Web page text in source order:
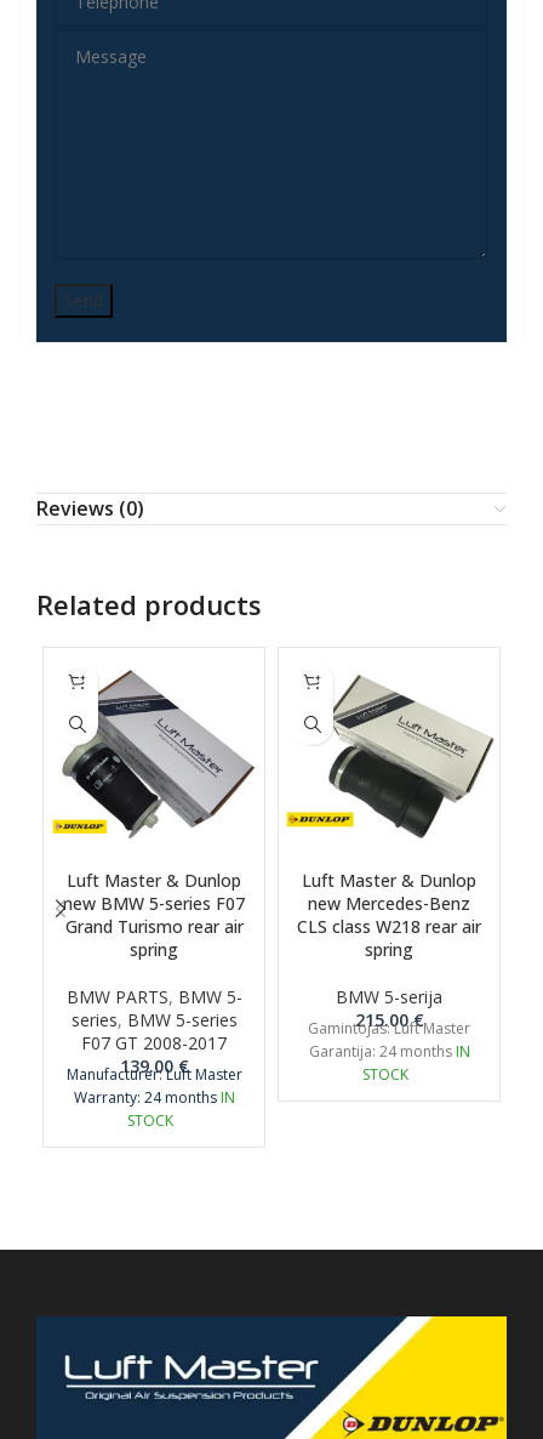
Reviews (0)
Related products
Luft Master & Dunlop
new BMW 5-series F07
Grand Turismo rear air
spring
BMW PARTS, BMW 5-
series, BMW 5-series
F07 GT 2008-2017
139.00€
Manufacturer: Luft Master
Warranty: 24 months IN
STOCK
Luft Master & Dunlop
new Mercedes-Benz
CLS class W218 rear air
spring
BMW 5-serija
215.00€
Gamintojas: Luft Master
Garantija: 24 months IN
STOCK